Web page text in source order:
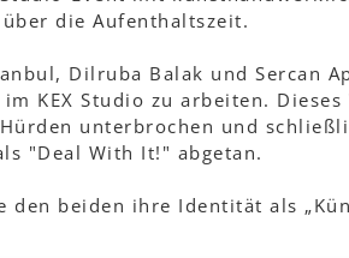
die Aufenthaltszeit.
Dilruba Balak und Sercan
KEX Studio zu arbeiten.
unterbrochen und
"Deal With It!" abgetan.
den beiden ihre Identität als